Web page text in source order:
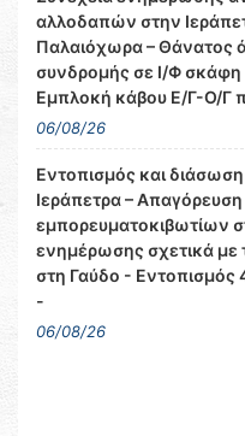
αλλοδαπών στην
Παλαιόχωρα – Θάνατος
συνδρομής σε Ι/Φ σκάφη
Εμπλοκή κάβου Ε/Γ-Ο/Γ
06/08/26
Εντοπισμός και
Ιεράπετρα –
εμπορευματοκιβωτίων
ενημέρωσης σχετικά
στη Γαύδο -
-
06/08/26